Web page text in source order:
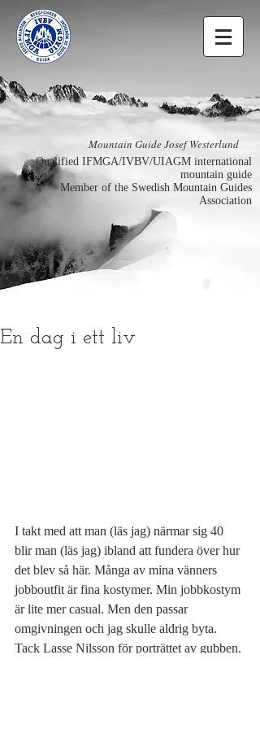
Mountain Guide Josef Westerlund
Qualified IFMGA/IVBV/UIAGM international
mountain guide
Member of the Swedish Mountain Guides
Association
En dag i ett liv
I takt med att man (läs jag) närmar sig 40
blir man (läs jag) ibland att fundera över hur
det blev så här. Många av mina vänners
jobboutfit är fina kostymer. Min jobbkostym
är lite mer casual. Men den passar
omgivningen och jag skulle aldrig byta.
Tack Lasse Nilsson för porträttet av gubben.